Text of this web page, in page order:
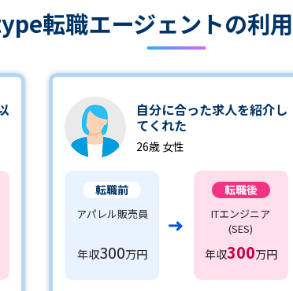
転職エージェントの利
自分に合った求人を紹介し
てくれた
26歳 女性
転職前
アパレル販売員
年収300万円
転職後
ITエンジニア
(SES)
年収300万円